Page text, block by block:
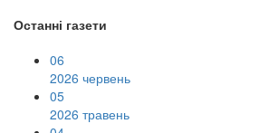
Останні газети
06
2026 червень
05
2026 травень